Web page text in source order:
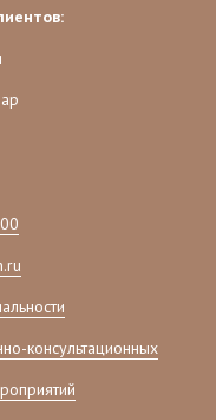
консультационных